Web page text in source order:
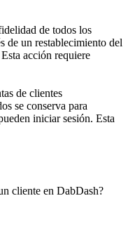
de todos los
de un restablecimiento del
acción requiere
de clientes
se conserva para
iniciar sesión. Esta
cliente en DabDash?